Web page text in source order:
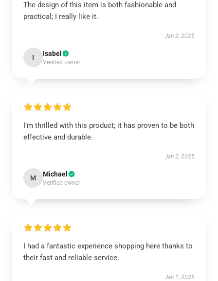
The design of this item is both fashionable and
practical; I really like it.
Jan 2, 2025
I Isabel
Verified owner
I’m thrilled with this product; it has proven to be both
effective and durable.
Jan 2, 2025
M Michael
Verified owner
I had a fantastic experience shopping here thanks to
their fast and reliable service.
Jan 1, 2025